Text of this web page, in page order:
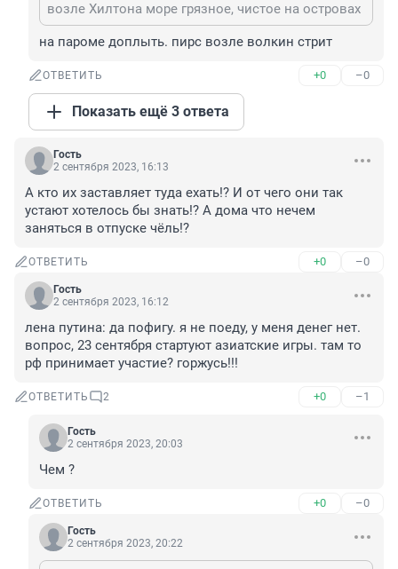
возле Хилтона море грязное, чистое на островах
на пароме доплыть. пирс возле волкин стрит
ОТВЕТИТЬ +0 –0
Показать ещё 3 ответа
Гость
2 сентября 2023, 16:13
А кто их заставляет туда ехать!? И от чего они так
устают хотелось бы знать!? А дома что нечем
заняться в отпуске чёль!?
ОТВЕТИТЬ +0 –0
Гость
2 сентября 2023, 16:12
лена путина: да пофигу. я не поеду, у меня денег нет.
вопрос, 23 сентября стартуют азиатские игры. там то
рф принимает участие? горжусь!!!
ОТВЕТИТЬ 2 +0 –1
Гость
2 сентября 2023, 20:03
Чем ?
ОТВЕТИТЬ +0 –0
Гость
2 сентября 2023, 20:22